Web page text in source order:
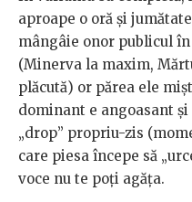
aproape o oră și
mângâie onor publicul
(Minerva la maxim,
plăcută) or părea ele
dominant e angoasant
„drop” propriu-zis
care piesa începe să
voce nu te poți agăța.